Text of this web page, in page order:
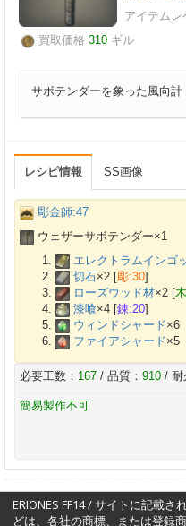
アイテムレ
買取価格 310 ギル
サボテンダーを象った風向計
レシピ情報 SS画像
彫金師:47
ウェザーサボテンダー×1
エレクトラムインゴ
切石×2 [彫:30]
ローズウッド材×2 [
漆喰×4 [錬:20]
ウィンドシャード×6
ファイアシャード×5
必要工数： 167 / 品質： 910 / 耐
簡易製作不可
ERIONES FF14 / サイトに記載
どは、各社の商標、または登録